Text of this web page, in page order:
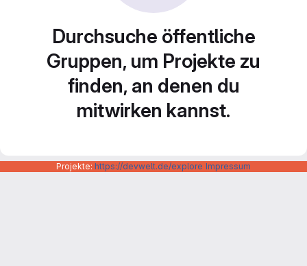
Durchsuche öffentliche
Gruppen, um Projekte zu
finden, an denen du
mitwirken kannst.
Projekte: https://devwelt.de/explore Impressum